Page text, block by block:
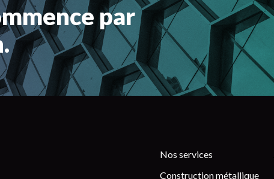
par
Nos services
Construction métallique